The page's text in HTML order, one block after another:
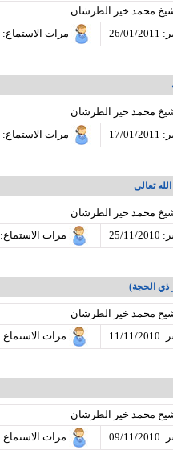
محمد خير الطرشان
مرات الاستماع: 11073
محمد خير الطرشان
مرات الاستماع: 10320
تعالى
محمد خير الطرشان
مرات الاستماع: 9907
ذي الحجة)
محمد خير الطرشان
مرات الاستماع: 3079
محمد خير الطرشان
مرات الاستماع: 3082